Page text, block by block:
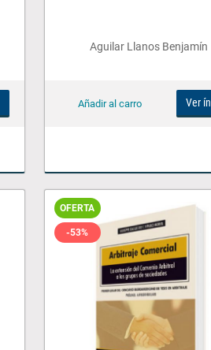
Aguilar Llanos Benjamín
Ver
OFERTA
-53%